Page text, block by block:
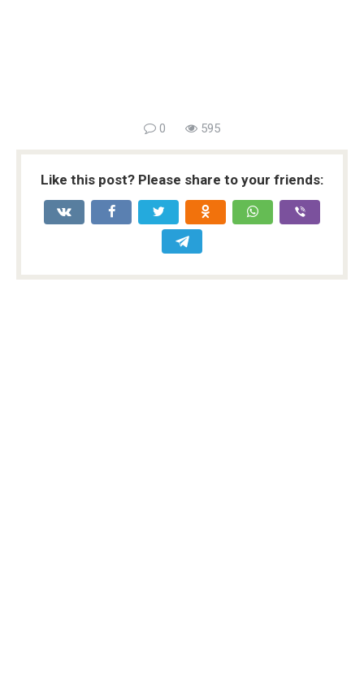
0 595
Like this post? Please share to your friends: